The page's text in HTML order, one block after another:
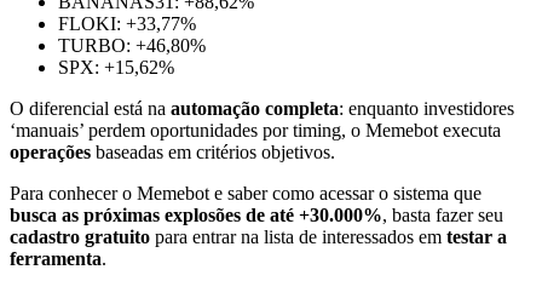
FLOKI: +33,77%
TURBO: +46,80%
SPX: +15,62%
O diferencial está na automação completa: enquanto investidores
‘manuais’ perdem oportunidades por timing, o Memebot executa
operações baseadas em critérios objetivos.
Para conhecer o Memebot e saber como acessar o sistema que
busca as próximas explosões de até +30.000%, basta fazer seu
cadastro gratuito para entrar na lista de interessados em testar a
ferramenta.